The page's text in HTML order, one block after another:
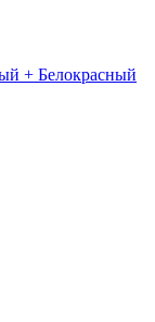
+ Белокрасный